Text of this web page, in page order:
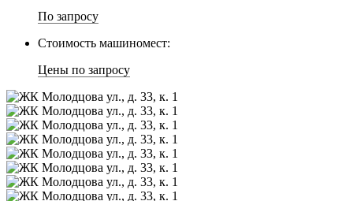
По запросу
Стоимость машиномест:
Цены по запросу